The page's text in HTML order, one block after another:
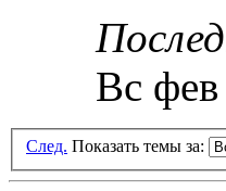
Вс
След. Показать темы за: